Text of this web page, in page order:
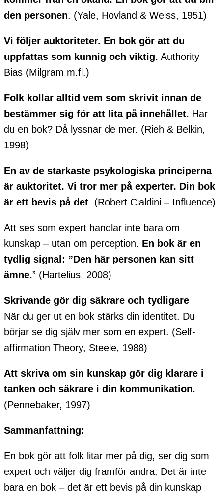
den personen. (Yale, Hovland & Weiss, 1951)
Vi följer auktoriteter. En bok gör att du
uppfattas som kunnig och viktig. Authority
Bias (Milgram m.fl.)
Folk kollar alltid vem som skrivit innan de
bestämmer sig för att lita på innehållet. Har
du en bok? Då lyssnar de mer. (Rieh & Belkin,
1998)
En av de starkaste psykologiska principerna
är auktoritet. Vi tror mer på experter. Din bok
är ett bevis på det. (Robert Cialdini – Influence)
Att ses som expert handlar inte bara om
kunskap – utan om perception. En bok är en
tydlig signal: ”Den här personen kan sitt
ämne.” (Hartelius, 2008)
Skrivande gör dig säkrare och tydligare
När du ger ut en bok stärks din identitet. Du
börjar se dig själv mer som en expert. (Self-
affirmation Theory, Steele, 1988)
Att skriva om sin kunskap gör dig klarare i
tanken och säkrare i din kommunikation.
(Pennebaker, 1997)
Sammanfattning:
En bok gör att folk litar mer på dig, ser dig som
expert och väljer dig framför andra. Det är inte
bara en bok – det är ett bevis på din kunskap